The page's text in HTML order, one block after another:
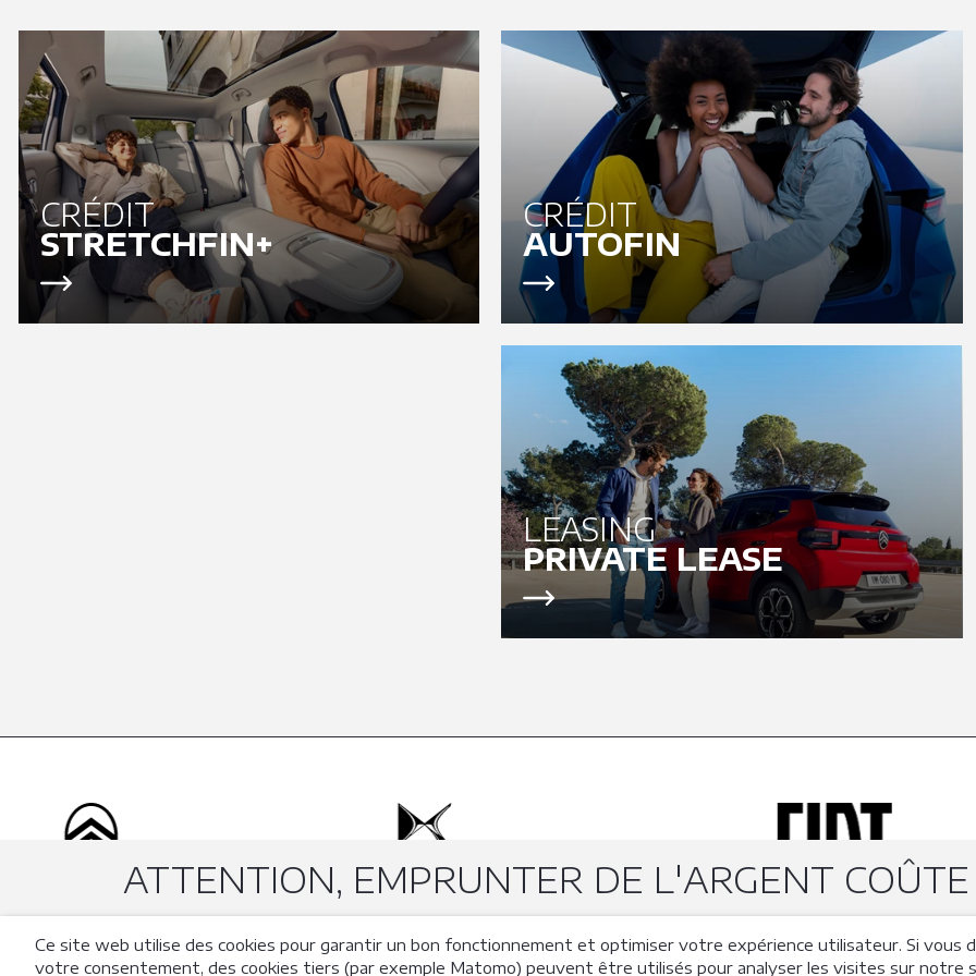
Ce site web utilise des cookies pour garantir un bon fonctionnement et optimiser votre expérience utilisateur. Si vous
votre consentement, des cookies tiers (par exemple Matomo) peuvent être utilisés pour analyser les visites sur notre
CRÉDIT
STRETCHFIN+
CRÉDIT
AUTOFIN
LEASING
PRIVATE LEASE
ATTENTION, EMPRUNTER DE L'ARGENT